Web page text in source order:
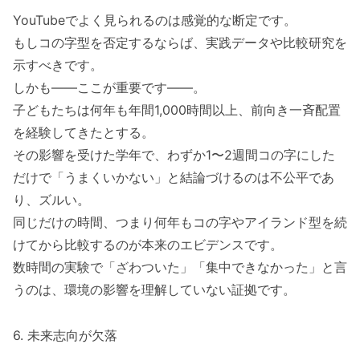
YouTubeでよく見られるのは感覚的な断定です。
もしコの字型を否定するならば、実践データや比較研究を
示すべきです。
しかも――ここが重要です――。
子どもたちは何年も年間1,000時間以上、前向き一斉配置
を経験してきたとする。
その影響を受けた学年で、わずか1〜2週間コの字にした
だけで「うまくいかない」と結論づけるのは不公平であ
り、ズルい。
同じだけの時間、つまり何年もコの字やアイランド型を続
けてから比較するのが本来のエビデンスです。
数時間の実験で「ざわついた」「集中できなかった」と言
うのは、環境の影響を理解していない証拠です。
6. 未来志向が欠落